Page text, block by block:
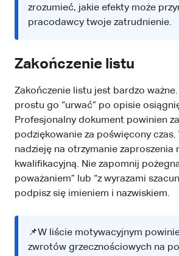
zrozumieć, jakie efekty może
pracodawcy twoje zatrudnienie.
Zakończenie listu
Zakończenie listu jest bardzo
prostu go “urwać” po opisie
Profesjonalny dokument powinien
podziękowanie za poświęcony czas.
nadzieję na otrzymanie zaproszenia
kwalifikacyjną. Nie zapomnij
poważaniem” lub “z wyrazami
podpisz się imieniem i nazwiskiem.
📌W liście motywacyjnym
zwrotów grzecznościowych na